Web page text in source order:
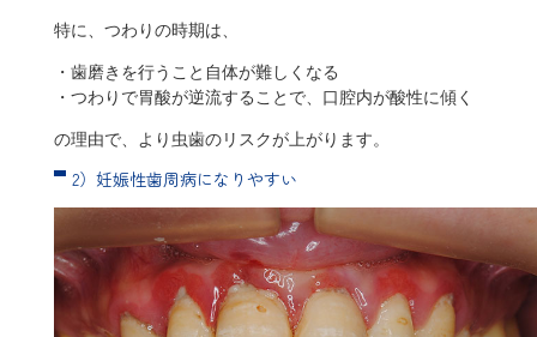
特に、つわりの時期は、
・歯磨きを行うこと自体が難しくなる
・つわりで胃酸が逆流することで、口腔内が酸性に傾く
の理由で、より虫歯のリスクが上がります。
2）妊娠性歯周病になりやすい